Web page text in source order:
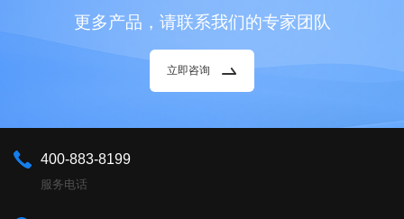
更多产品，请联系我们的专家团队
立即咨询
400-883-8199
服务电话